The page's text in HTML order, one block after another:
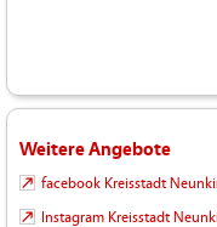
Weitere Angebote
facebook Kreisstadt
Instagram Kreisstadt